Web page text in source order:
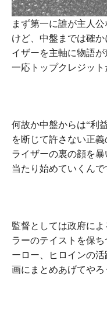
まず第一に誰が主人
けど、中盤までは確
イザーを主軸に物語が
一応トップクレジッ
何故か中盤からは“利
を断じて許さない正義
ライザーの裏の顔を
当たり始めていくんで
監督としては政府に
ラーのテイストを保
ーロー、ヒロインの
画にまとめあげてや